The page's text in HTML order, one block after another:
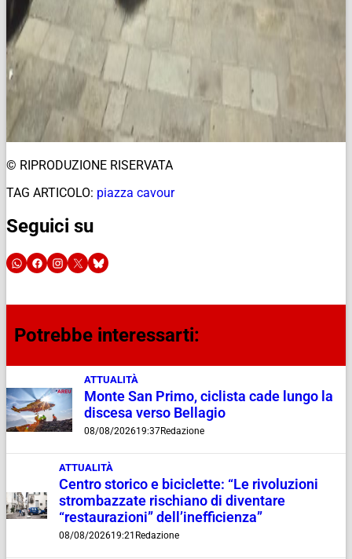
© RIPRODUZIONE RISERVATA
TAG ARTICOLO: piazza cavour
Seguici su
Potrebbe interessarti:
ATTUALITÀ
Monte San Primo, ciclista cade lungo la
discesa verso Bellagio
08/08/202619:37Redazione
ATTUALITÀ
Centro storico e biciclette: “Le rivoluzioni
strombazzate rischiano di diventare
“restaurazioni” dell’inefficienza”
08/08/202619:21 Redazione